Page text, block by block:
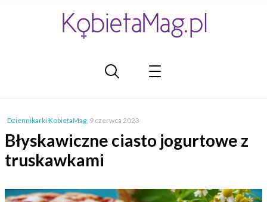
Dziennikarki KobietaMag, 9 czerwca 2023
Błyskawiczne ciasto jogurtowe z
truskawkami